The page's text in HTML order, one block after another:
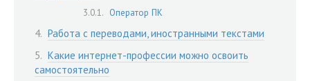
Оператор ПК
Работа с переводами, иностранными текстами
Какие интернет-профессии можно освоить
самостоятельно